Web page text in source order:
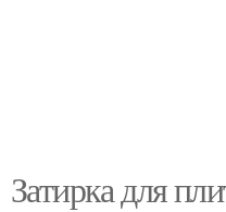
Затирка для